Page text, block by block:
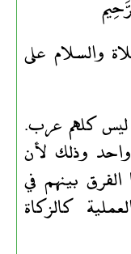
والسلام على
كلهم عرب.
واحد وذلك لأن
بينهم في
كالزكاة